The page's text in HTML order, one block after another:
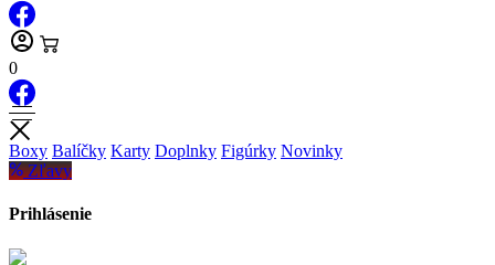
0
Boxy Balíčky Karty Doplnky Figúrky Novinky
Zľavy
Prihlásenie